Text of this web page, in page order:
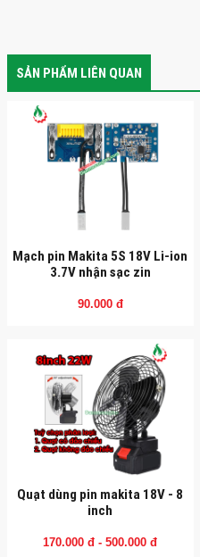
SẢN PHẨM LIÊN QUAN
Mạch pin Makita 5S 18V Li-ion
3.7V nhận sạc zin
90.000 đ
Quạt dùng pin makita 18V - 8
inch
170.000 đ - 500.000 đ